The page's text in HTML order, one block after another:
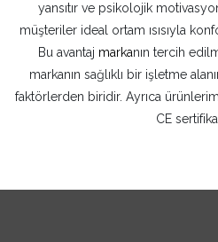
yansıtır ve psikolojik
müşteriler ideal ortam ısısıyla
Bu avantaj markanın tercih
markanın sağlıklı bir işletme
faktörlerden biridir. Ayrıca
CE